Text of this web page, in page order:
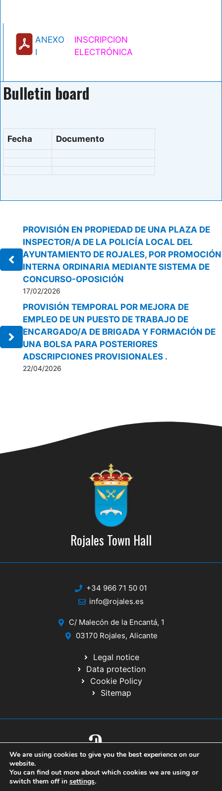
ANEXO
I
INSCRIPCION
ELECTRÓNICA
Bulletin board
Fecha Documento
PROVISIÓN EN PROPIEDAD DE UNA PLAZA DE
INSPECTOR/A DE LA POLICÍA LOCAL DEL
AYUNTAMIENTO DE ROJALES, POR PROMOCIÓN
INTERNA ORDINARIA MEDIANTE SISTEMA DE
CONCURSO-OPOSICIÓN
17/02/2026
PROVISIÓN TEMPORAL POR MEJORA DE
EMPLEO DE UN PUESTO DE TRABAJO DE
ENCARGADO/A DE BRIGADA Y FORMACIÓN DE
UNA BOLSA PARA POSTERIORES
ADSCRIPCIONES PROVISIONALES .
22/04/2026
Rojales Town Hall
+34 966 71 50 01
info@rojales.es
C/ Malecón de la Encantá, 1
03170 Rojales, Alicante
Legal notice
Data protection
Cookie Policy
Sitemap
© 2020 Website developed by the IT Service of the Alicante Provincial
Council
We are using cookies to give you the best experience on our
website.
You can find out more about which cookies we are using or
switch them off in settings.